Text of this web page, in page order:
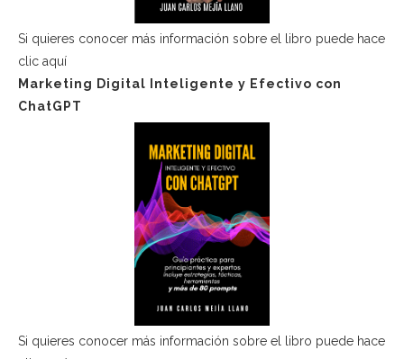
Si quieres conocer más información sobre el libro puede hace
clic aquí
Marketing Digital Inteligente y Efectivo con
ChatGPT
Si quieres conocer más información sobre el libro puede hace